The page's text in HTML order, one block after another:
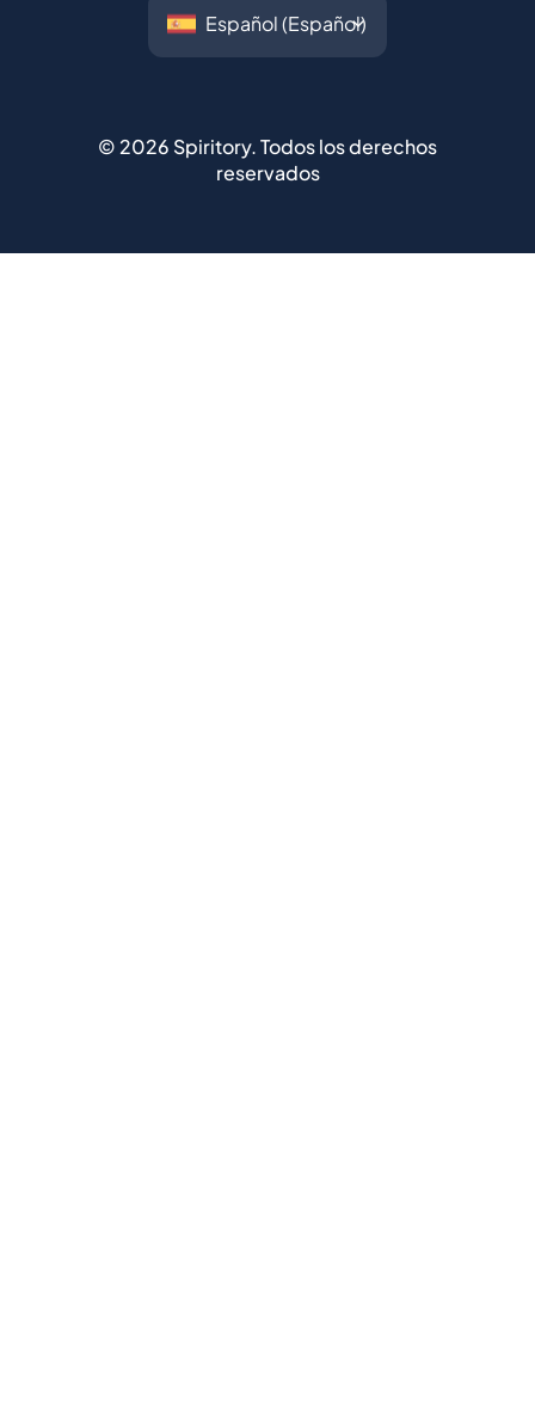
2026Spiritory. Todos los derechos
reservados